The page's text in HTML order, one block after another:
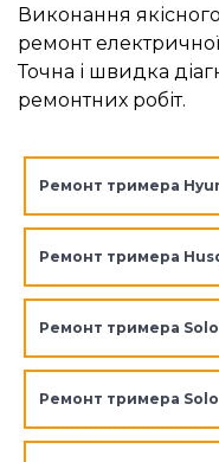
Виконання
ремонт
Точна і швидка
ремонтних робіт.
Ремонт тримера
Ремонт тримера
Ремонт тримера Solo
Ремонт тримера Solo